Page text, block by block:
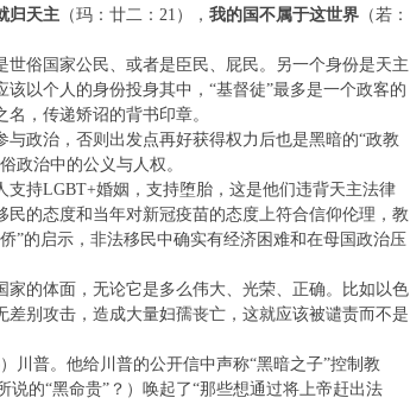
归天主 （玛：廿二：21）， 我的国不属于这世界 （若：
俗国家公民、或者是臣民、屁民。另一个身份是天主
以个人的身份投身其中，“基督徒”最多是一个政客的
，传递矫诏的背书印章。
政治，否则出发点再好获得权力后也是黑暗的“政教
政治中的公义与人权。
持LGBT+婚姻，支持堕胎，这是他们违背天主法律
的态度和当年对新冠疫苗的态度上符合信仰伦理，教
”的启示，非法移民中确实有经济困难和在母国政治压
的体面，无论它是多么伟大、光荣、正确。比如以色
别攻击，造成大量妇孺丧亡，这就应该被谴责而不是
川普。他给川普的公开信中声称“黑暗之子”控制教
的“黑命贵”？）唤起了“那些想通过将上帝赶出法